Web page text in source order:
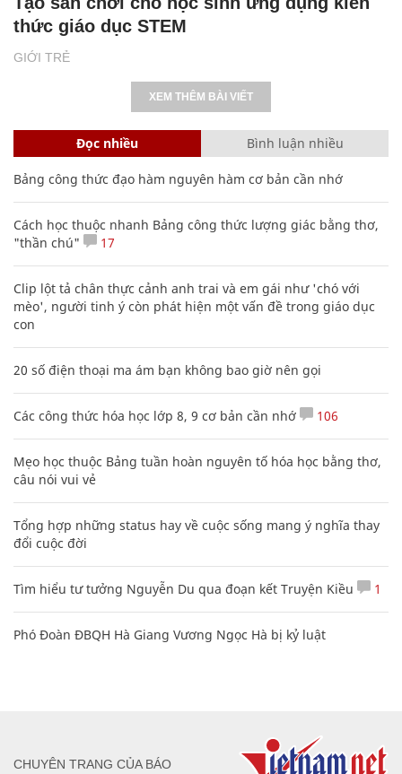
GIỚI TRẺ
thức giáo dục STEM
XEM THÊM BÀI VIẾT
Đọc nhiều Bình luận nhiều
Bảng công thức đạo hàm nguyên hàm cơ bản cần nhớ
Cách học thuộc nhanh Bảng công thức lượng giác bằng thơ,
"thần chú"
17
Clip lột tả chân thực cảnh anh trai và em gái như 'chó với
mèo', người tinh ý còn phát hiện một vấn đề trong giáo dục
con
20 số điện thoại ma ám bạn không bao giờ nên gọi
Các công thức hóa học lớp 8, 9 cơ bản cần nhớ 106
Mẹo học thuộc Bảng tuần hoàn nguyên tố hóa học bằng thơ,
câu nói vui vẻ
Tổng hợp những status hay về cuộc sống mang ý nghĩa thay
đổi cuộc đời
Tìm hiểu tư tưởng Nguyễn Du qua đoạn kết Truyện Kiều 1
Phó Đoàn ĐBQH Hà Giang Vương Ngọc Hà bị kỷ luật
CHUYÊN TRANG CỦA BÁO